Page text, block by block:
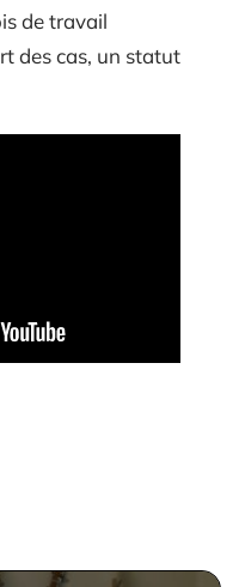
de travail
des cas, un statut